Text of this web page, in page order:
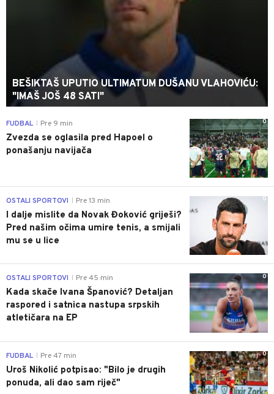
BEŠIKTAŠ UPUTIO ULTIMATUM DUŠANU VLAHOVIĆU:
"IMAŠ JOŠ 48 SATI"
0
FUDBAL Pre 9 min
Zvezda se oglasila pred Hapoel o
ponašanju navijača
0
OSTALI SPORTOVI Pre 13 min
I dalje mislite da Novak Đoković griješi?
Pred našim očima umire tenis, a smijali
mu se u lice
0
OSTALI SPORTOVI Pre 45 min
Kada skače Ivana Španović? Detaljan
raspored i satnica nastupa srpskih
atletičara na EP
0
FUDBAL Pre 47 min
Uroš Nikolić potpisao: "Bilo je drugih
ponuda, ali dao sam riječ"